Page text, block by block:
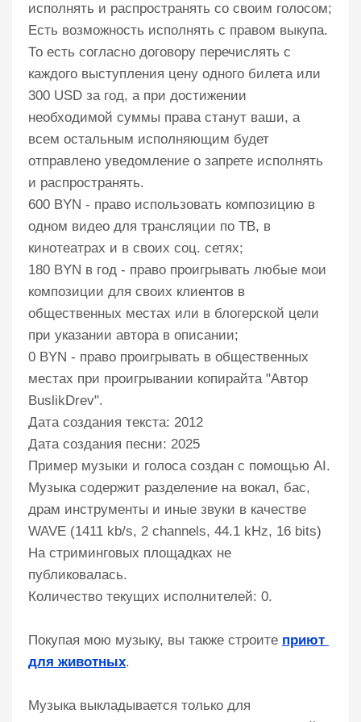
исполнять и распространять со своим голосом;
Есть возможность исполнять с правом выкупа.
То есть согласно договору перечислять с
каждого выступления цену одного билета или
300 USD за год, а при достижении
необходимой суммы права станут ваши, а
всем остальным исполняющим будет
отправлено уведомление о запрете исполнять
и распространять.
600 BYN - право использовать композицию в
одном видео для трансляции по ТВ, в
кинотеатрах и в своих соц. сетях;
180 BYN в год - право проигрывать любые мои
композиции для своих клиентов в
общественных местах или в блогерской цели
при указании автора в описании;
0 BYN - право проигрывать в общественных
местах при проигрывании копирайта "Автор
BuslikDrev".
Дата создания текста: 2012
Дата создания песни: 2025
Пример музыки и голоса создан с помощью AI.
Музыка содержит разделение на вокал, бас,
драм инструменты и иные звуки в качестве
WAVE (1411 kb/s, 2 channels, 44.1 kHz, 16 bits)
На стриминговых площадках не
публиковалась.
Количество текущих исполнителей: 0.
Покупая мою музыку, вы также строите приют
для животных.
Музыка выкладывается только для